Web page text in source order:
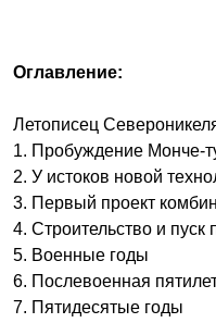
Оглавление:
Летописец
1. Пробуждение Монче-
2. У истоков новой
3. Первый проект
4. Строительство и пуск
5. Военные годы
6. Послевоенная
7. Пятидесятые годы